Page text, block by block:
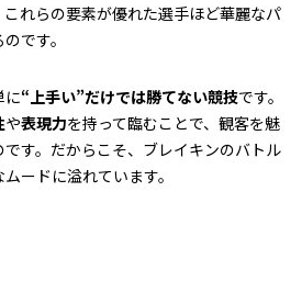
これらの要素が優れた選手ほど華麗なパ
です。
に“上手い”だけでは勝てない競技です。
や表現力を持って臨むことで、観客を魅
す。だからこそ、ブレイキンのバトル
ードに溢れています。